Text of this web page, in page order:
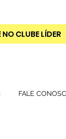
CLUBE LÍDER
FALE